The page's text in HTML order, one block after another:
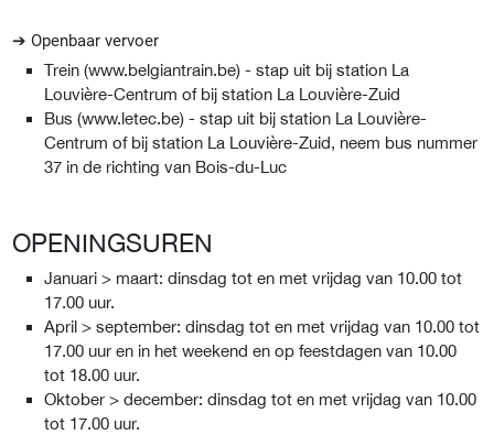
➔ Openbaar vervoer
Trein (www.belgiantrain.be) - stap uit bij station La
Louvière-Centrum of bij station La Louvière-Zuid
Bus (www.letec.be) - stap uit bij station La Louvière-
Centrum of bij station La Louvière-Zuid, neem bus nummer
37 in de richting van Bois-du-Luc
OPENINGSUREN
Januari > maart: dinsdag tot en met vrijdag van 10.00 tot
17.00 uur.
April > september: dinsdag tot en met vrijdag van 10.00 tot
17.00 uur en in het weekend en op feestdagen van 10.00
tot 18.00 uur.
Oktober > december: dinsdag tot en met vrijdag van 10.00
tot 17.00 uur.